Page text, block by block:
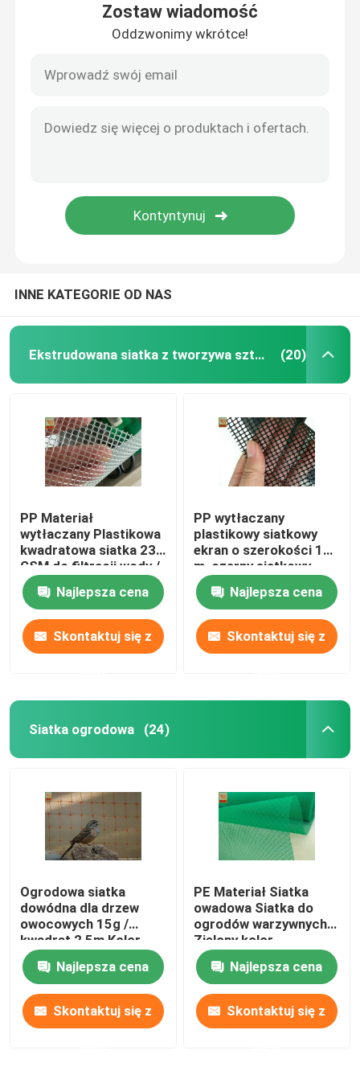
Zostaw wiadomość
Oddzwonimy wkrótce!
INNE KATEGORIE OD NAS
Ekstrudowana siatka z tworzywa sztucznego (20)
PP Materiał
wytłaczany Plastikowa
kwadratowa siatka 230
GSM do filtracji wody /
cieczy
Najlepsza cena
Skontaktuj się z
PP wytłaczany
plastikowy siatkowy
ekran o szerokości 1
m, czarny siatkowy
polipropylenowy
Najlepsza cena
Skontaktuj się z
Siatka ogrodowa (24)
Ogrodowa siatka
dowódna dla drzew
owocowych 15g /
kwadrat 2,5m Kolor
pomarańczowy
Najlepsza cena
Skontaktuj się z
PE Materiał Siatka
owadowa Siatka do
ogrodów warzywnych
Zielony kolor
Najlepsza cena
Skontaktuj się z